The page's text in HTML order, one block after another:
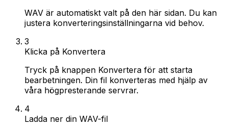
WAV är automatiskt valt på den här sidan. Du kan
justera konverteringsinställningarna vid behov.
3
Klicka på Konvertera
Tryck på knappen Konvertera för att starta
bearbetningen. Din fil konverteras med hjälp av
våra högpresterande servrar.
4
Ladda ner din WAV-fil